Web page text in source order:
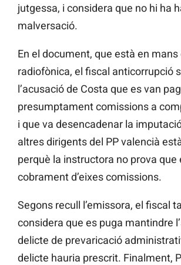
jutgessa, i considera que no hi ha
malversació.
En el document, que està en mans
radiofònica, el fiscal anticorrupció
l’acusació de Costa que es van
presumptament comissions a
i que va desencadenar la
altres dirigents del PP valencià
perquè la instructora no prova que
cobrament d’eixes comissions.
Segons recull l’emissora, el fiscal
considera que es puga mantindre
delicte de prevaricació
delicte hauria prescrit. Finalment,